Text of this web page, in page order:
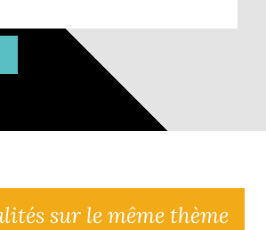
sur le même thème